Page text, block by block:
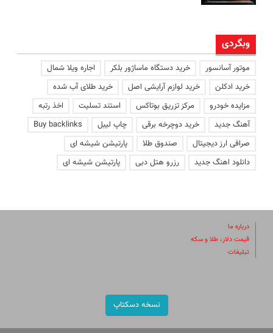
وبگردی
موتور آسانسور خرید دستگاه ماساژور بلکر
اجاره ویلا شمال
خرید ادکلن
خرید لوازم آرایشی اصل
خرید طلای آب شده
مزایده خودرو
مرکز تزریق بوتاکس استند تسلیت
اخذ رتبه
آهنگ جدید
خرید دوچرخه برقی چاپ لیبل
Buy backlinks
صرافی ارز دیجیتال
صندوق طلا
پارتیشن شیشه ای
دانلود اهنگ جدید
رزرو هتل دبی پارتیشن شیشه ای
درباره ما
قیمت دلار، طلا و سکه
تبلیغات
نسخه دسکتاپ